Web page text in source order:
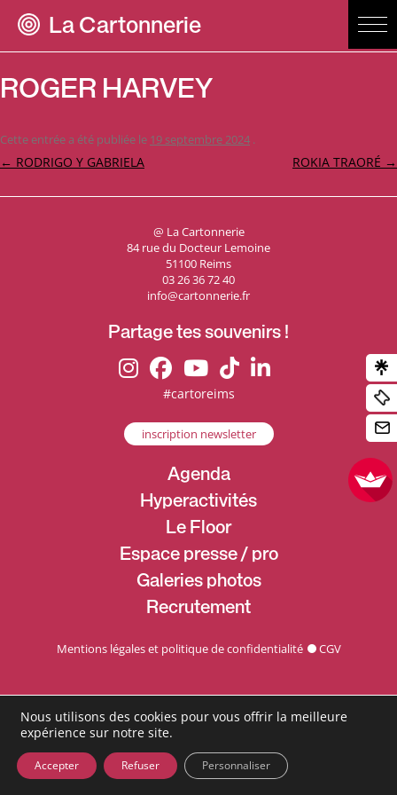
La Cartonnerie
ROGER HARVEY
Cette entrée a été publiée le 19 septembre 2024 .
Navigation
← RODRIGO Y GABRIELA ROKIA TRAORÉ →
@ La Cartonnerie
84 rue du Docteur Lemoine
51100 Reims
03 26 36 72 40
info@cartonnerie.fr
Partage tes souvenirs !
#cartoreims
inscription newsletter
Agenda
Hyperactivités
Le Floor
Espace presse / pro
Galeries photos
Recrutement
Mentions légales et politique de confidentialité CGV
Nous utilisons des cookies pour vous offrir la meilleure
expérience sur notre site.
Accepter Refuser Personnaliser